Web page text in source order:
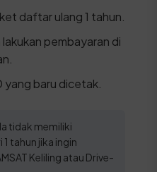
daftar ulang 1 tahun.
pembayaran di
yang baru dicetak.
tidak memiliki
tahun jika ingin
Keliling atau Drive-